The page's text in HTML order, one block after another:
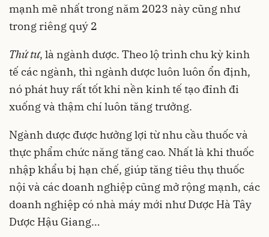
mạnh mẽ nhất trong năm 2023 này cũng như
trong riêng quý 2
Thứ tư, là ngành dược. Theo lộ trình chu kỳ kinh
tế các ngành, thì ngành dược luôn luôn ổn định,
nó phát huy rất tốt khi nền kinh tế tạo đỉnh đi
xuống và thậm chí luôn tăng trưởng.
Ngành dược được hưởng lợi từ nhu cầu thuốc và
thực phẩm chức năng tăng cao. Nhất là khi thuốc
nhập khẩu bị hạn chế, giúp tăng tiêu thụ thuốc
nội và các doanh nghiệp cũng mở rộng mạnh, các
doanh nghiệp có nhà máy mới như Dược Hà Tây
Dược Hậu Giang…